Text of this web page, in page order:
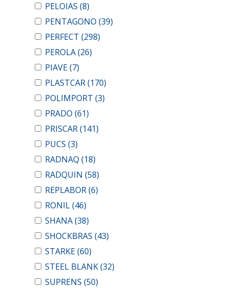
PELOIAS (8)
PENTAGONO (39)
PERFECT (298)
PEROLA(26)
PIAVE(7)
PLASTCAR(170)
POLIMPORT (3)
PRADO (61)
PRISCAR(141)
PUCS (3)
RADNAQ (18)
RADQUIN (58)
REPLABOR(6)
RONIL(46)
SHANA(38)
SHOCKBRAS (43)
STARKE(60)
STEEL BLANK(32)
SUPRENS (50)